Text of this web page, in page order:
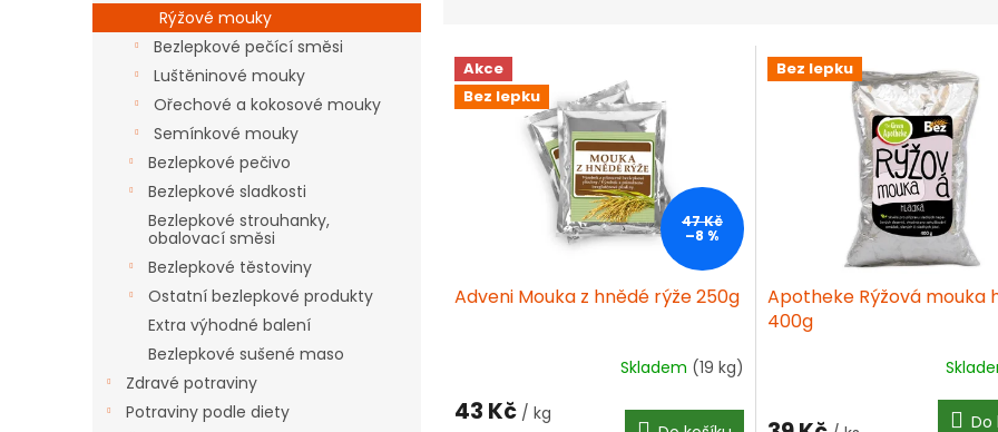
Rýžové mouky
Bezlepkové pečící směsi
Luštěninové mouky
Ořechové a kokosové mouky
Semínkové mouky
Bezlepkové pečivo
Bezlepkové sladkosti
Bezlepkové strouhanky,
obalovací směsi
Bezlepkové těstoviny
Ostatní bezlepkové produkty
Extra výhodné balení
Bezlepkové sušené maso
Zdravé potraviny
Potraviny podle diety
n
p
V
p
Akce
Bez lepku
47 Kč
–8 %
Adveni Mouka z hnědé rýže 250g
Skladem (19 kg)
43 Kč / kg
Bez lepku
Apotheke Rýžová mouka
400g
Do